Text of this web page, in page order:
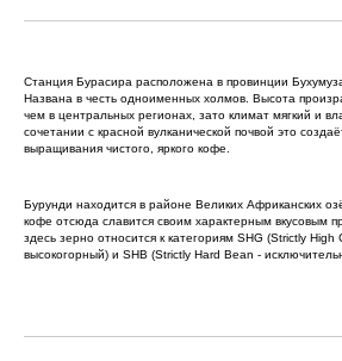
Станция Бурасира расположена в провинции
Названа в честь одноименных холмов. Высота
чем в центральных регионах, зато климат мягкий и
сочетании с красной вулканической почвой это
выращивания чистого, яркого кофе.
Бурунди находится в районе Великих Африканских
кофе отсюда славится своим характерным вкусовым
здесь зерно относится к категориям SHG (Strictly
высокогорный) и SHB (Strictly Hard Bean -